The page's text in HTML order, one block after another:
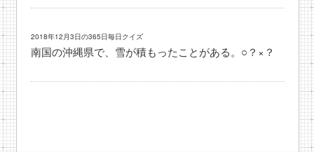
2018年12月3日の365日毎日クイズ
南国の沖縄県で、雪が積もったことがある。○？×？